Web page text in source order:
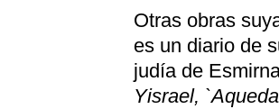
Otras obras
es un diario de
judía de
Yisrael,